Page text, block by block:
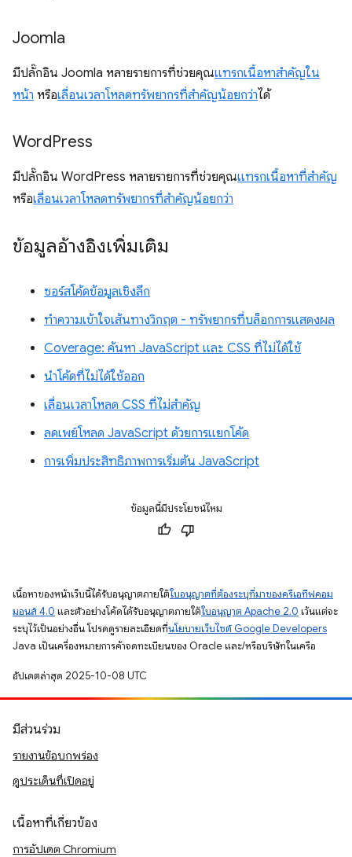
Joomla
มีปลั๊กอิน Joomla หลายรายการที่ช่วยคุณแทรกเนื้อหาสำคัญใน
หน้า หรือเลื่อนเวลาโหลดทรัพยากรที่สำคัญน้อยกว่าได้
WordPress
มีปลั๊กอิน WordPress หลายรายการที่ช่วยคุณแทรกเนื้อหาที่สำคัญ
หรือเลื่อนเวลาโหลดทรัพยากรที่สำคัญน้อยกว่า
ข้อมูลอ้างอิงเพิ่มเติม
ซอร์สโค้ดข้อมูลเชิงลึก
ทำความเข้าใจเส้นทางวิกฤต - ทรัพยากรที่บล็อกการแสดงผล
Coverage: ค้นหา JavaScript และ CSS ที่ไม่ได้ใช้
นำโค้ดที่ไม่ได้ใช้ออก
เลื่อนเวลาโหลด CSS ที่ไม่สำคัญ
ลดเพย์โหลด JavaScript ด้วยการแยกโค้ด
การเพิ่มประสิทธิภาพการเริ่มต้น JavaScript
ข้อมูลนี้มีประโยชน์ไหม
เนื้อหาของหน้าเว็บนี้ได้รับอนุญาตภายใต้ใบอนุญาตที่ต้องระบุที่มาของครีเอทีฟคอม
มอนส์ 4.0 และตัวอย่างโค้ดได้รับอนุญาตภายใต้ใบอนุญาต Apache 2.0 เว้นแต่จะ
ระบุไว้เป็นอย่างอื่น โปรดดูรายละเอียดที่นโยบายเว็บไซต์ Google Developers
Java เป็นเครื่องหมายการค้าจดทะเบียนของ Oracle และ/หรือบริษัทในเครือ
อัปเดตล่าสุด 2025-10-08 UTC
มีส่วนร่วม
รายงานข้อบกพร่อง
ดูประเด็นที่เปิดอยู่
เนื้อหาที่เกี่ยวข้อง
การอัปเดต Chromium